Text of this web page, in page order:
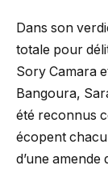
Dans son
totale pour
Sory Camara
Bangoura,
été reconnus
écopent
d’une